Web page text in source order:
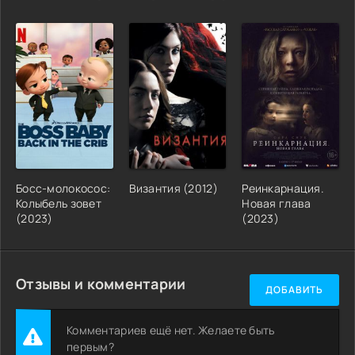
Босс-молокосос:
Колыбель зовет
(2023)
Византия (2012)
Реинкарнация.
Новая глава
(2023)
Отзывы и комментарии ДОБАВИТЬ
Комментариев ещё нет. Желаете быть
первым?